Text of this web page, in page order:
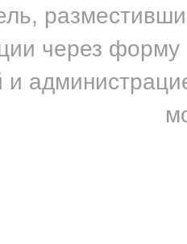
через форму
и